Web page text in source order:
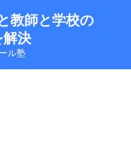
教師と学校の
解決
ル塾